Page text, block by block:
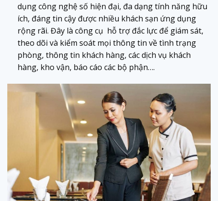
dụng công nghệ số hiện đại, đa dạng tính năng hữu
ích, đáng tin cậy được nhiều khách sạn ứng dụng
rộng rãi. Đây là công cụ hỗ trợ đắc lực để giám sát,
theo dõi và kiểm soát mọi thông tin về tình trạng
phòng, thông tin khách hàng, các dịch vụ khách
hàng, kho vận, báo cáo các bộ phận….